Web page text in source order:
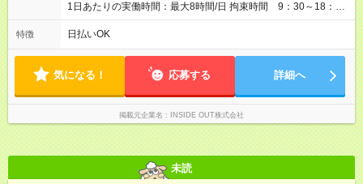
1日あたりの実働時間：最大8時間/日 拘束時間 9：30～18：
30（休憩1時間） ※準備と片付けの時間が各30分程度あり 実運
営時間 10:00～18：00 休憩時間は、シフトにより他のスタッ
特徴 日払いOK
気になる！ 応募する 詳細へ
掲載元企業名 INSIDE OUT株式会社
未読